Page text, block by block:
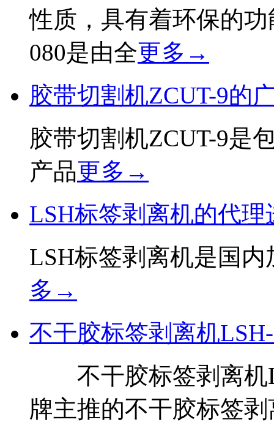
性质，具有着环保的
080是由全更多→
胶带切割机ZCUT-9的
胶带切割机ZCUT-9是
产品更多→
LSH标签剥离机的代理
LSH标签剥离机是国
多→
不干胶标签剥离机
不干胶标签剥离机
牌主推的不干胶标签